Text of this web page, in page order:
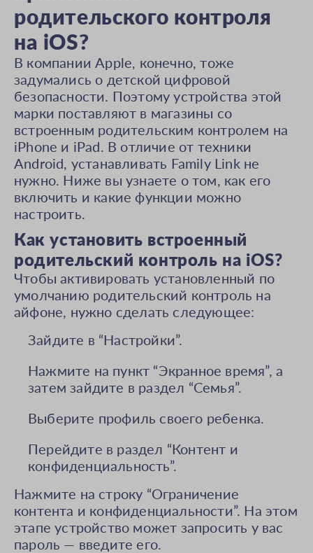
родительского контроля
на iOS?
В компании Apple, конечно, тоже
задумались о детской цифровой
безопасности. Поэтому устройства этой
марки поставляют в магазины со
встроенным родительским контролем на
iPhone и iPad. В отличие от техники
Android, устанавливать Family Link не
нужно. Ниже вы узнаете о том, как его
включить и какие функции можно
настроить.
Как установить встроенный
родительский контроль на iOS?
Чтобы активировать установленный по
умолчанию родительский контроль на
айфоне, нужно сделать следующее:
Зайдите в “Настройки”.
Нажмите на пункт “Экранное время”, а
затем зайдите в раздел “Семья”.
Выберите профиль своего ребенка.
Перейдите в раздел “Контент и
конфиденциальность”.
Нажмите на строку “Ограничение
контента и конфиденциальности”. На этом
этапе устройство может запросить у вас
пароль — введите его.